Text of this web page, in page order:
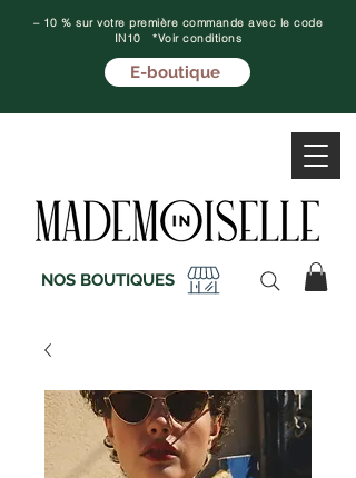
– 10 % sur votre première commande avec le code
IN10 *Voir conditions
E-boutique
NOS BOUTIQUES